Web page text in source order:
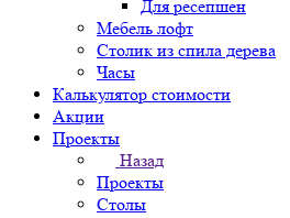
Для ресепшен
Мебель лофт
Столик из спила дерева
Часы
Калькулятор стоимости
Акции
Проекты
Назад
Проекты
Столы